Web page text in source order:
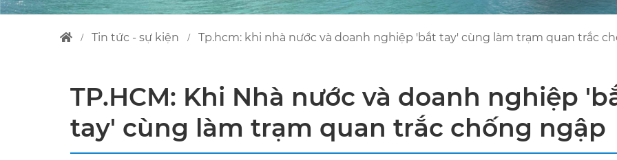
tin tức - sự kiện tp.hcm: khi nhà nước và doanh nghiệp 'bắt tay' cùng làm trạm quan trắc
TP.HCM: Khi Nhà nước và doanh nghiệp
tay' cùng làm trạm quan trắc chống ngập